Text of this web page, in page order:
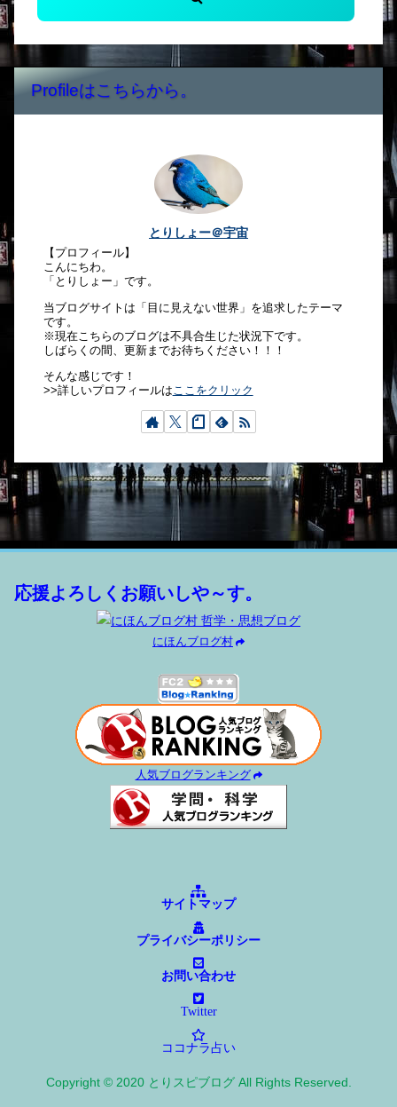
Profileはこちらから。
とりしょー＠宇宙
【プロフィール】
こんにちわ。
「とりしょー」です。
当ブログサイトは「目に見えない世界」を追求したテーマ
です。
※現在こちらのブログは不具合生じた状況下です。
しばらくの間、更新までお待ちください！！！
そんな感じです！
>>詳しいプロフィールはここをクリック
応援よろしくお願いしや～す。
にほんブログ村
人気ブログランキング
サイトマップ
プライバシーポリシー
お問い合わせ
Twitter
ココナラ占い
Copyright © 2020 とりスピブログ All Rights Reserved.